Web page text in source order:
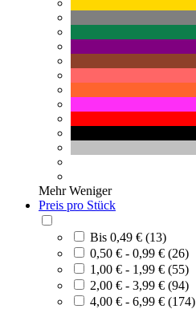
Mehr Weniger
Preis pro Stück
Bis 0,49 € (13)
0,50 € - 0,99 € (26)
1,00 € - 1,99 € (55)
2,00 € - 3,99 € (94)
4,00 € - 6,99 € (174)